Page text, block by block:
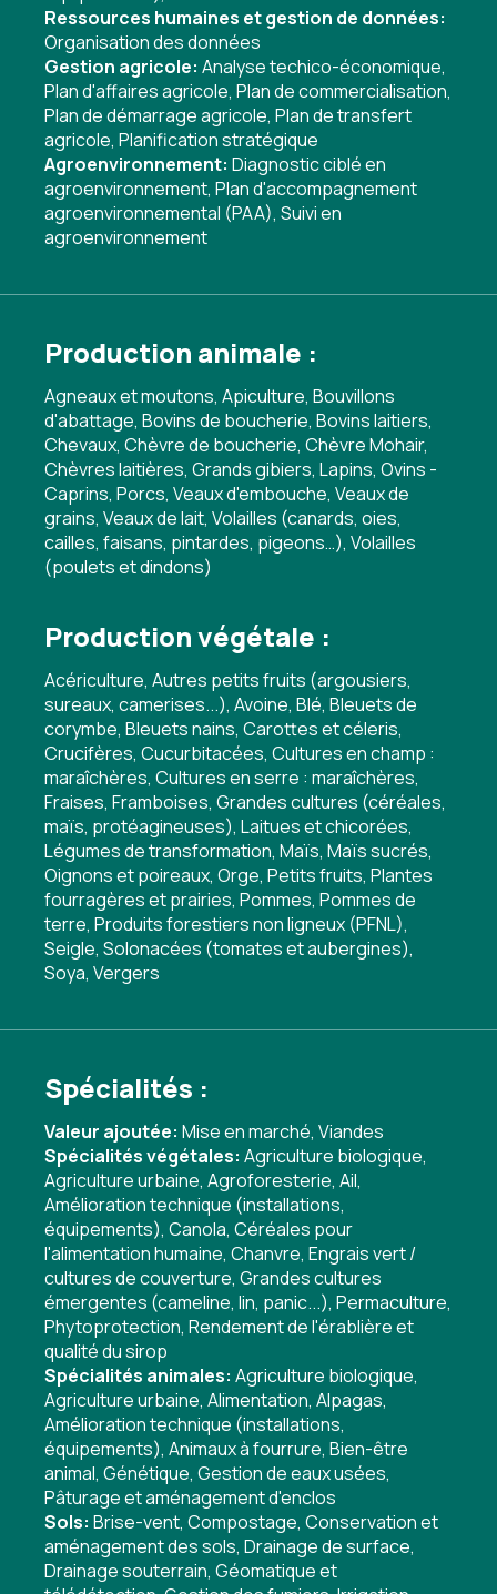
Ressources humaines et gestion de données:
Organisation des données
Gestion agricole: Analyse techico-économique,
Plan d'affaires agricole, Plan de commercialisation,
Plan de démarrage agricole, Plan de transfert
agricole, Planification stratégique
Agroenvironnement: Diagnostic ciblé en
agroenvironnement, Plan d'accompagnement
agroenvironnemental (PAA), Suivi en
agroenvironnement
Production animale :
Agneaux et moutons, Apiculture, Bouvillons
d'abattage, Bovins de boucherie, Bovins laitiers,
Chevaux, Chèvre de boucherie, Chèvre Mohair,
Chèvres laitières, Grands gibiers, Lapins, Ovins -
Caprins, Porcs, Veaux d'embouche, Veaux de
grains, Veaux de lait, Volailles (canards, oies,
cailles, faisans, pintardes, pigeons…), Volailles
(poulets et dindons)
Production végétale :
Acériculture, Autres petits fruits (argousiers,
sureaux, camerises...), Avoine, Blé, Bleuets de
corymbe, Bleuets nains, Carottes et céleris,
Crucifères, Cucurbitacées, Cultures en champ :
maraîchères, Cultures en serre : maraîchères,
Fraises, Framboises, Grandes cultures (céréales,
maïs, protéagineuses), Laitues et chicorées,
Légumes de transformation, Maïs, Maïs sucrés,
Oignons et poireaux, Orge, Petits fruits, Plantes
fourragères et prairies, Pommes, Pommes de
terre, Produits forestiers non ligneux (PFNL),
Seigle, Solonacées (tomates et aubergines),
Soya, Vergers
Spécialités :
Valeur ajoutée: Mise en marché, Viandes
Spécialités végétales: Agriculture biologique,
Agriculture urbaine, Agroforesterie, Ail,
Amélioration technique (installations,
équipements), Canola, Céréales pour
l'alimentation humaine, Chanvre, Engrais vert /
cultures de couverture, Grandes cultures
émergentes (cameline, lin, panic...), Permaculture,
Phytoprotection, Rendement de l'érablière et
qualité du sirop
Spécialités animales: Agriculture biologique,
Agriculture urbaine, Alimentation, Alpagas,
Amélioration technique (installations,
équipements), Animaux à fourrure, Bien-être
animal, Génétique, Gestion de eaux usées,
Pâturage et aménagement d'enclos
Sols: Brise-vent, Compostage, Conservation et
aménagement des sols, Drainage de surface,
Drainage souterrain, Géomatique et